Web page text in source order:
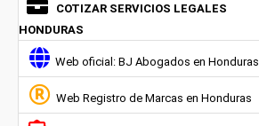
COTIZAR SERVICIOS LEGALES
HONDURAS
Web oficial: BJ Abogados en Honduras
Web Registro de Marcas en Honduras